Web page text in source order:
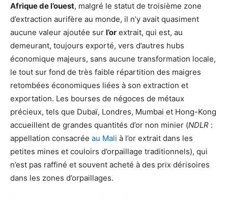
Afrique de l’ouest, malgré le statut de troisième zone
d’extraction aurifère au monde, il n’y avait quasiment
aucune valeur ajoutée sur l’or extrait, qui est, au
demeurant, toujours exporté, vers d’autres hubs
économique majeurs, sans aucune transformation locale,
le tout sur fond de très faible répartition des maigres
retombées économiques liées à son extraction et
exportation. Les bourses de négoces de métaux
précieux, tels que Dubaï, Londres, Mumbai et Hong-Kong
accueillent de grandes quantités d’or non minier (NDLR :
appellation consacrée au Mali à l’or extrait dans les
petites mines et couloirs d’orpaillage traditionnels), qui
n’est pas raffiné et souvent acheté à des prix dérisoires
dans les zones d’orpaillages.